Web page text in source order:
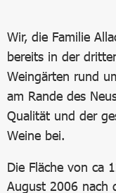
Wir, die Familie
bereits in der
Weingärten rund
am Rande des
Qualität und der
Weine bei.
Die Fläche von ca
August 2006 nach